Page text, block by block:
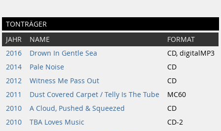
TONTRÄGER
JAHR NAME
FORMAT
2016
Drown In Gentle Sea
CD, digitalMP3
2014
Pale Noise
CD
2012
Witness Me Pass Out
CD
2011
Dust Covered Carpet / Telly Is The Tube
MC60
2010
A Cloud, Pushed & Squeezed
CD
2010
TBA Loves Music
CD-2